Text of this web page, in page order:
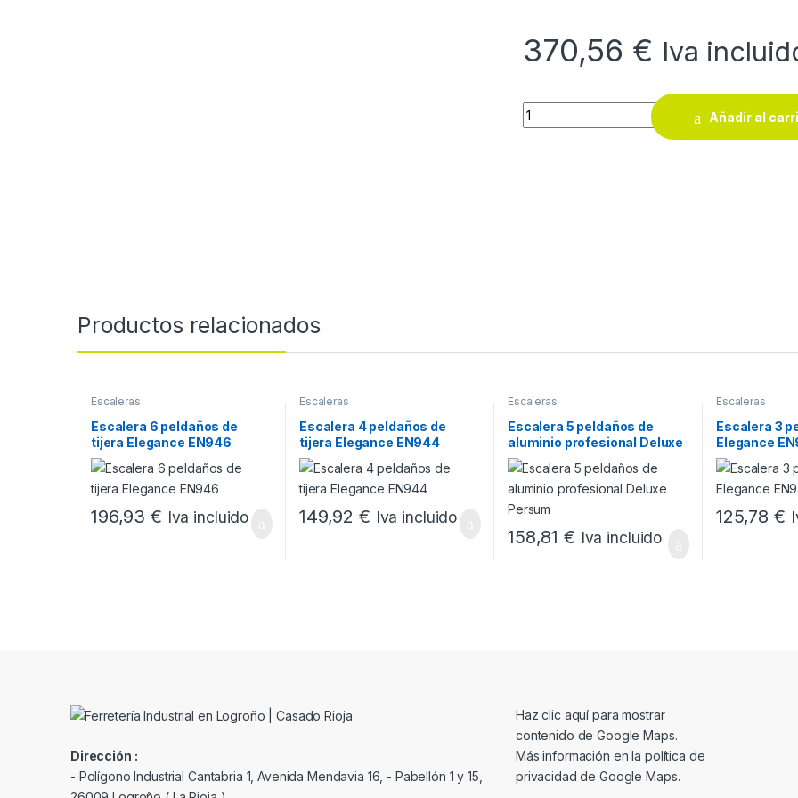
370,56 € Iva
Escalera multiusos profesional Master 5 (
Añadir al
Productos relacionados
Escaleras
Escalera 6 peldaños de
tijera Elegance EN946
196,93€ Iva incluido
Escaleras
Escalera 4 peldaños de
tijera Elegance EN944
149,92€ Iva incluido
Escaleras
Escalera 5 peldaños de
aluminio profesional Deluxe
Persum
158,81€ Iva incluido
Escaleras
Escalera 3
Elegance
125,78€
Dirección :
- Polígono Industrial Cantabria 1, Avenida Mendavia 16, - Pabellón 1 y 15,
Mostrar contenido de Google Maps
Haz clic aquí para mostrar
contenido de Google Maps.
Más información en la política de
privacidad de Google Maps.